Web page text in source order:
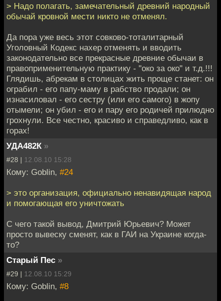
> Надо полагать, замечательный древний народный
обычай кровной мести никто не отменял.
Да пора уже весь этот совково-тоталитарный
Уголовный Кодекс нахер отменять и вводить
законодательно все прекрасные древние обычаи в
правоприменительную практику - "око за око" и т.д.!!!
Глядишь, абрекам в столицах жить проще станет: он
ограбил - его папу-маму в рабство продали; он
изнасиловал - его сестру (или его самого) в жопу
отымели; он убил - его и пару его родичей прилюдно
грохнули. Все честно, красиво и справедливо, как в
горах!
УДА482К »
#28 | 12.08.10 15:28
Кому: Goblin, #24
> это организация, официально ненавидящая народ
и помогающая его уничтожать
С чего такой вывод, Дмитрий Юрьевич? Может
просто вывеску сменят, как в ГАИ на Украине когда-
то?
Старый Пес »
#29 | 12.08.10 15:29
Кому: Goblin, #8